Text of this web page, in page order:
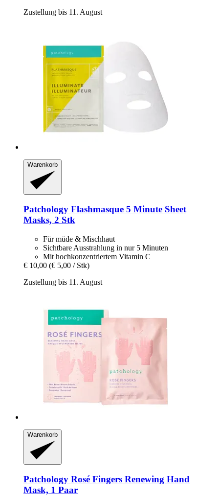
Zustellung bis 11. August
Warenkorb
Patchology Flashmasque 5 Minute Sheet
Masks, 2 Stk
Für müde & Mischhaut
Sichtbare Ausstrahlung in nur 5 Minuten
Mit hochkonzentriertem Vitamin C
€ 10,00 (€ 5,00 / Stk)
Zustellung bis 11. August
Warenkorb
Patchology Rosé Fingers Renewing Hand
Mask, 1 Paar